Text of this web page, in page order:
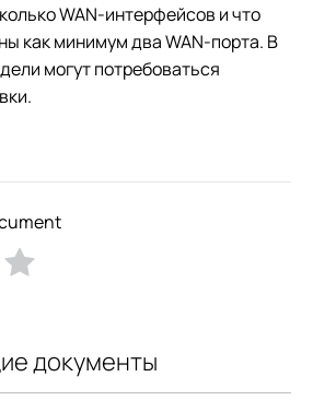
WAN-интерфейсов и что
как минимум два WAN-порта. В
могут потребоваться
документы